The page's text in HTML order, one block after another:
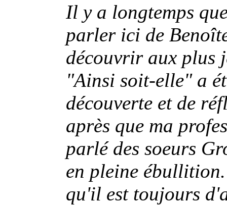
Il y a longtemps
parler ici de
découvrir aux plus
"Ainsi soit-elle" a
découverte et de
après que ma
parlé des soeurs
en pleine
qu'il est toujours